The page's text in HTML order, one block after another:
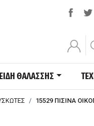
ΕΙΔΗ ΘΑΛΑΣΣΗΣ
15529 ΠΙΣΙΝΑ